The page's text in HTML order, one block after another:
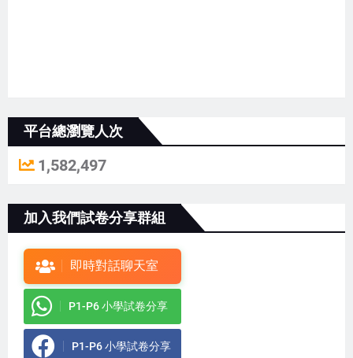
平台總瀏覽人次
1,582,497
加入我們試卷分享群組
即時對話聊天室
P1-P6 小學試卷分享
P1-P6 小學試卷分享